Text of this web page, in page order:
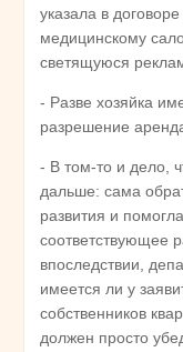
указала в
медицинскому
светящуюся
- Разве хозяйка
разрешение
- В том-то и дело,
дальше: сама
развития и
соответствующее
впоследствии,
имеется ли у
собственников
должен просто